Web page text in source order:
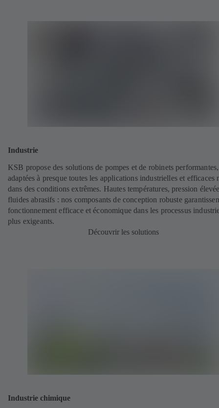
Industrie
KSB propose des solutions de pompes et de robinets performantes,
adaptées à presque toutes les applications industrielles et efficaces
dans des conditions extrêmes. Hautes températures, pression
fluides abrasifs : nos composants de conception robuste
fonctionnement efficace et économique dans les processus
plus exigeants.
Découvrir les solutions
Industrie chimique